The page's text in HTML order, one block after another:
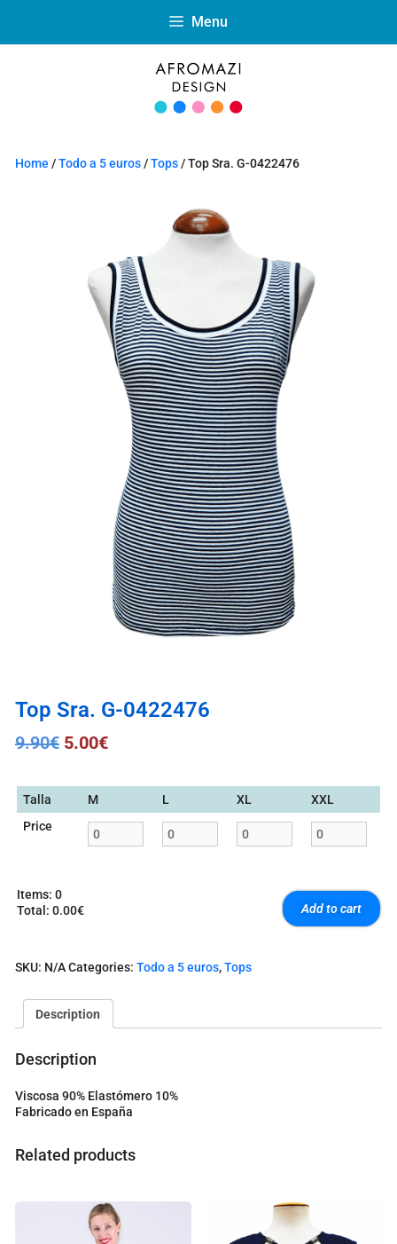
Menu
Home /Todo a 5 euros/Tops/ Top Sra. G-0422476
Top Sra. G-0422476
9.90€ 5.00€
Talla M L XL
XXL
Price
Items: 0
Total : 0.00€
e
o
t
o
a
Add to cart
SKU: N/ACategories: Todo a 5 euros,Tops
Description
Description
Viscosa 90% Elastómero 10%
Fabricado en España
Related products